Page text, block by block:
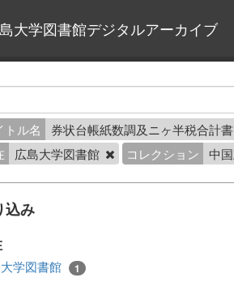
大学図書館デジタルアーカイブ
トル名
券状台帳紙数調及ニヶ半税合計
広島大学図書館 コレクション 中
込み
学図書館 1